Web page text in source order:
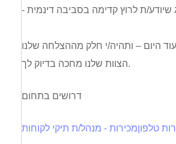
הצוות שלנו מחכה בדיוק לך.
דרושים בתחום
טלפוןמכירות - מנהל/ת תיקי לקוחות